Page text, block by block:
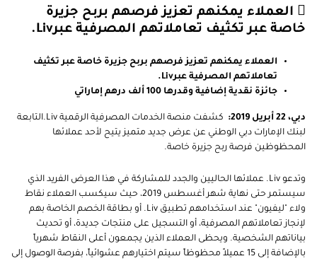
 العملاء يمكنهم تعزيز فرصهم بربح جزيرة
خاصة عبر تكثيف تعاملاتهم المصرفية عبرLiv.
العملاء يمكنهم تعزيز فرصهم بربح جزيرة خاصة عبر تكثيف
تعاملاتهم المصرفية عبرLiv.
جائزة نقدية إضافية وقدرها 100 ألف درهم إماراتي
دبي، 22 أبريل 2019:
كشفت منصة الخدمات المصرفية الرقمية Liv.التابعة
لبنك الإمارات دبي الوطني عن عرض جديد متميز يتيح لأحد عملائها
المحظوظين فرصة ربح جزيرة خاصة.
وتدعو Liv. عملائها الحاليين والجدد للمشاركة في هذا العرض الفريد الذي
سيستمر حتى نهاية شهر أغسطس 2019، حيث سيكسب العملاء نقاط
ولاء "ليفيون" عند استخدامهم تطبيق Liv. أو بطاقة الخصم الخاصة بهم
لإنجاز تعاملاتهم المصرفية، أو التسجيل على منتجات جديدة، أو تحديث
بياناتهم الشخصية. ويحظى العملاء الذين يجمعون أعلى النقاط شهرياً
بالإضافة إلى 15 عميلاً محظوظاً سيتم اختيارهم عشوائياً، بفرصة الوصول إلى